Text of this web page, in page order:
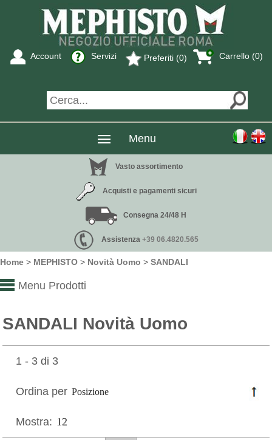
Carrello (0)
Preferiti (0)
Servizi
Account
Menu
Vasto assortimento
Acquisti e pagamenti sicuri
Consegna 24/48 H
Assistenza +39 06.4820.565
Home > MEPHISTO > Novità Uomo > SANDALI
Menu Prodotti
SANDALI Novità Uomo
1 - 3 di 3
Ordina per
Mostra: